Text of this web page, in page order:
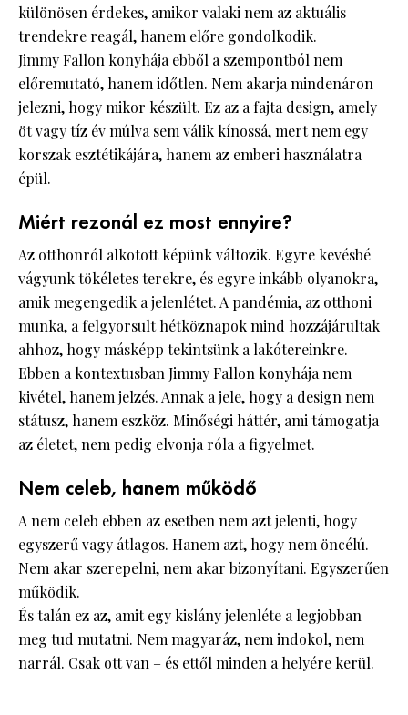
különösen érdekes, amikor valaki nem az aktuális
trendekre reagál, hanem előre gondolkodik.
Jimmy Fallon konyhája ebből a szempontból nem
előremutató, hanem időtlen. Nem akarja mindenáron
jelezni, hogy mikor készült. Ez az a fajta design, amely
öt vagy tíz év múlva sem válik kínossá, mert nem egy
korszak esztétikájára, hanem az emberi használatra
épül.
Miért rezonál ez most ennyire?
Az otthonról alkotott képünk változik. Egyre kevésbé
vágyunk tökéletes terekre, és egyre inkább olyanokra,
amik megengedik a jelenlétet. A pandémia, az otthoni
munka, a felgyorsult hétköznapok mind hozzájárultak
ahhoz, hogy másképp tekintsünk a lakótereinkre.
Ebben a kontextusban Jimmy Fallon konyhája nem
kivétel, hanem jelzés. Annak a jele, hogy a design nem
státusz, hanem eszköz. Minőségi háttér, ami támogatja
az életet, nem pedig elvonja róla a figyelmet.
Nem celeb, hanem működő
A nem celeb ebben az esetben nem azt jelenti, hogy
egyszerű vagy átlagos. Hanem azt, hogy nem öncélú.
Nem akar szerepelni, nem akar bizonyítani. Egyszerűen
működik.
És talán ez az, amit egy kislány jelenléte a legjobban
meg tud mutatni. Nem magyaráz, nem indokol, nem
narrál. Csak ott van – és ettől minden a helyére kerül.